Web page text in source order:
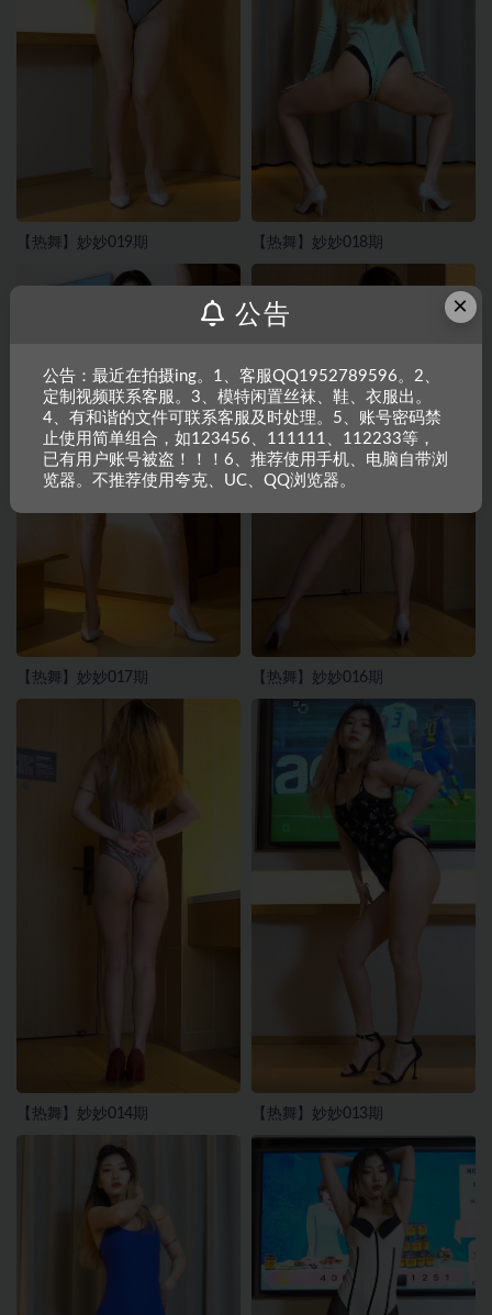
【热舞】妙妙019期 【热舞】妙妙018期
【热舞】妙妙017期 【热舞】妙妙016期
【热舞】妙妙014期 【热舞】妙妙013期
×
公告
公告：最近在拍摄ing。1、客服QQ1952789596。2、
定制视频联系客服。3、模特闲置丝袜、鞋、衣服出。
4、有和谐的文件可联系客服及时处理。5、账号密码禁
止使用简单组合，如123456、111111、112233等，
已有用户账号被盗！！！6、推荐使用手机、电脑自带浏
览器。不推荐使用夸克、UC、QQ浏览器。